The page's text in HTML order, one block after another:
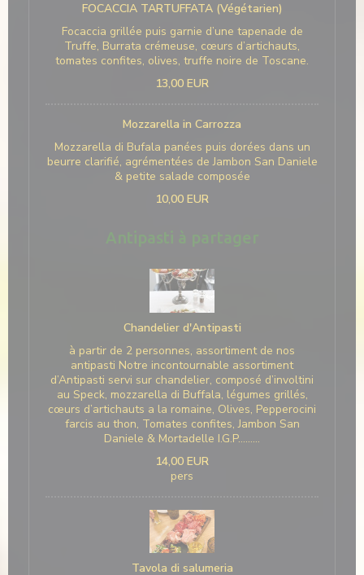
FOCACCIA TARTUFFATA (Végétarien)
Focaccia grillée puis garnie d’une tapenade de
Truffe, Burrata crémeuse, cœurs d’artichauts,
tomates confites, olives, truffe noire de Toscane.
13,00 EUR
Mozzarella in Carrozza
Mozzarella di Bufala panées puis dorées dans un
beurre clarifié, agrémentées de Jambon San Daniele
& petite salade composée
10,00 EUR
Antipasti à partager
Chandelier d'Antipasti
à partir de 2 personnes, assortiment de nos
antipasti Notre incontournable assortiment
d’Antipasti servi sur chandelier, composé d’involtini
au Speck, mozzarella di Buffala, légumes grillés,
cœurs d’artichauts a la romaine, Olives, Pepperocini
farcis au thon, Tomates confites, Jambon San
Daniele & Mortadelle I.G.P………
14,00 EUR
pers
Tavola di salumeria